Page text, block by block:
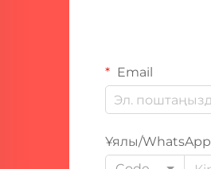
Email
Ұялы/WhatsApp